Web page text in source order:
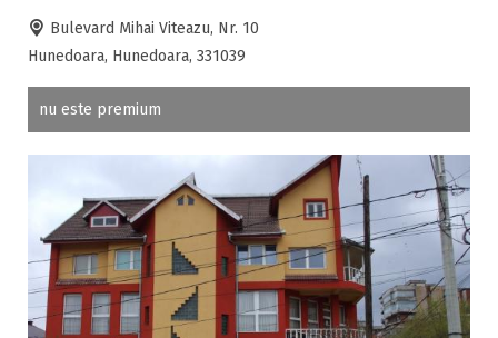
Transport auto
Bulevard Mihai Viteazu, Nr. 10
Hunedoara, Hunedoara, 331039
nu este premium